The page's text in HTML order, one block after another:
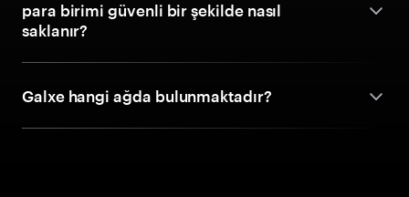
para birimi güvenli bir şekilde nasıl
saklanır?
Galxe hangi ağda bulunmaktadır?